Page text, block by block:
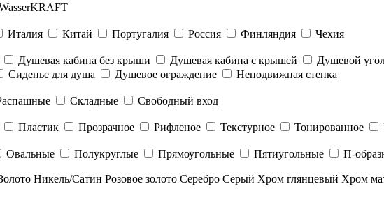
Италия Китай Португалия Россия Финляндия
Чехия
Душевая кабина без крыши Душевая кабина с крышей Душевой
Сиденье для душа Душевое ограждение
Неподвижная стенка
Складные
Свободный вход
Пластик Прозрачное Рифленое Текстурное Тонированное
Овальные Полукруглые Прямоугольные Пятиугольные П-
Никель/Сатин Розовое золото Серебро Серый Хром глянцевый Хром